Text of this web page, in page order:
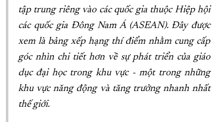
tập trung riêng vào các quốc gia thuộc Hiệp hội
các quốc gia Đông Nam Á (ASEAN). Đây được
xem là bảng xếp hạng thí điểm nhằm cung cấp
góc nhìn chi tiết hơn về sự phát triển của giáo
dục đại học trong khu vực - một trong những
khu vực năng động và tăng trưởng nhanh nhất
thế giới.